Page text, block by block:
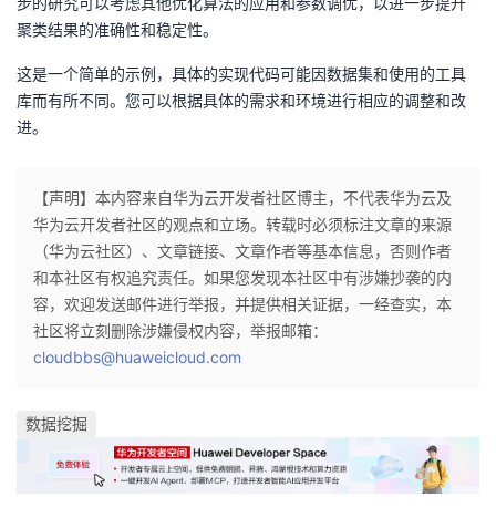
聚类结果的准确性和稳定性。
这是一个简单的示例，具体的实现代码可能因数据集和使用的工具
库而有所不同。您可以根据具体的需求和环境进行相应的调整和改
进。
【声明】本内容来自华为云开发者社区博主，不代表华为云及
华为云开发者社区的观点和立场。转载时必须标注文章的来源
（华为云社区）、文章链接、文章作者等基本信息，否则作者
和本社区有权追究责任。如果您发现本社区中有涉嫌抄袭的内
容，欢迎发送邮件进行举报，并提供相关证据，一经查实，本
社区将立刻删除涉嫌侵权内容，举报邮箱：
cloudbbs@huaweicloud.com
数据挖掘